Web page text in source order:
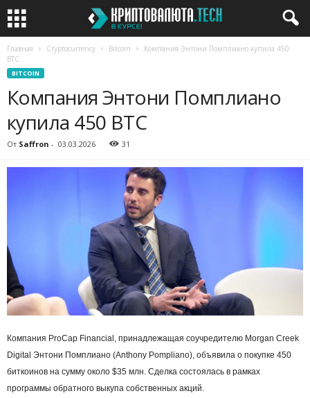
Главная Cryptocurrency Bitcoin
Компания Энтони Помплиано купила 450
BTC
BITCOIN
Компания Энтони Помплиано
купила 450 BTC
От Saffron - 03.03.2026 31
Компания ProCap Financial, принадлежащая соучредителю Morgan Creek
Digital Энтони Помплиано (Anthony Pompliano), объявила о покупке 450
биткоинов на сумму около $35 млн. Сделка состоялась в рамках
программы обратного выкупа собственных акций.